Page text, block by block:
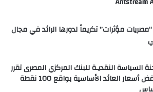
مؤثرات” تكريماً لدورها الرائد في مجال
السياسة النقديـة للبنك المركزي المصرى تقرر
خفض أسعار العائد الأساسية بواقع 100 نقطة